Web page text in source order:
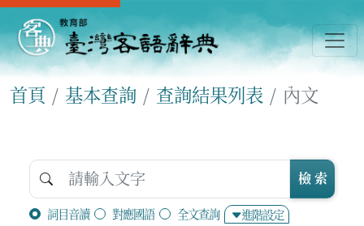
首頁 基本查詢 查詢結果列表 內文
詞目音讀 對應國語 全文查詢 進階設定
檢 索